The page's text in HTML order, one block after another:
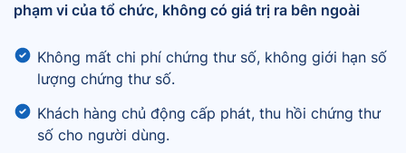
phạm vi của tổ chức, không có giá trị ra bên ngoài
Không mất chi phí chứng thư số, không giới hạn số
lượng chứng thư số.
Khách hàng chủ động cấp phát, thu hồi chứng thư
số cho người dùng.